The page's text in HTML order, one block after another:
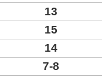
13
15
14
7-8